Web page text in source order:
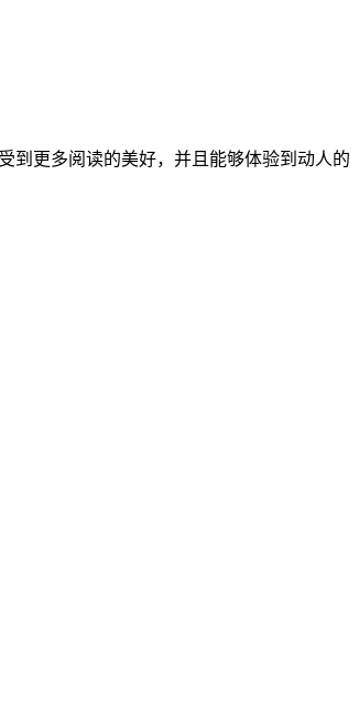
到更多阅读的美好，并且能够体验到动人的